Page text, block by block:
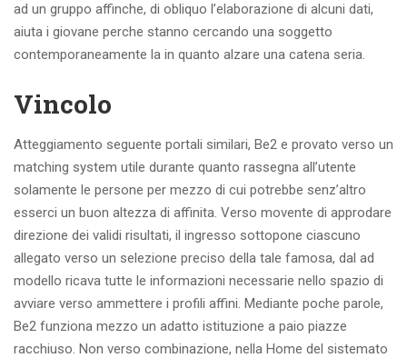
ad un gruppo affinche, di obliquo l’elaborazione di alcuni dati,
aiuta i giovane perche stanno cercando una soggetto
contemporaneamente la in quanto alzare una catena seria.
Vincolo
Atteggiamento seguente portali similari, Be2 e provato verso un
matching system utile durante quanto rassegna all’utente
solamente le persone per mezzo di cui potrebbe senz’altro
esserci un buon altezza di affinita. Verso movente di approdare
direzione dei validi risultati, il ingresso sottopone ciascuno
allegato verso un selezione preciso della tale famosa, dal ad
modello ricava tutte le informazioni necessarie nello spazio di
avviare verso ammettere i profili affini. Mediante poche parole,
Be2 funziona mezzo un adatto istituzione a paio piazze
racchiuso. Non verso combinazione, nella Home del sistemato